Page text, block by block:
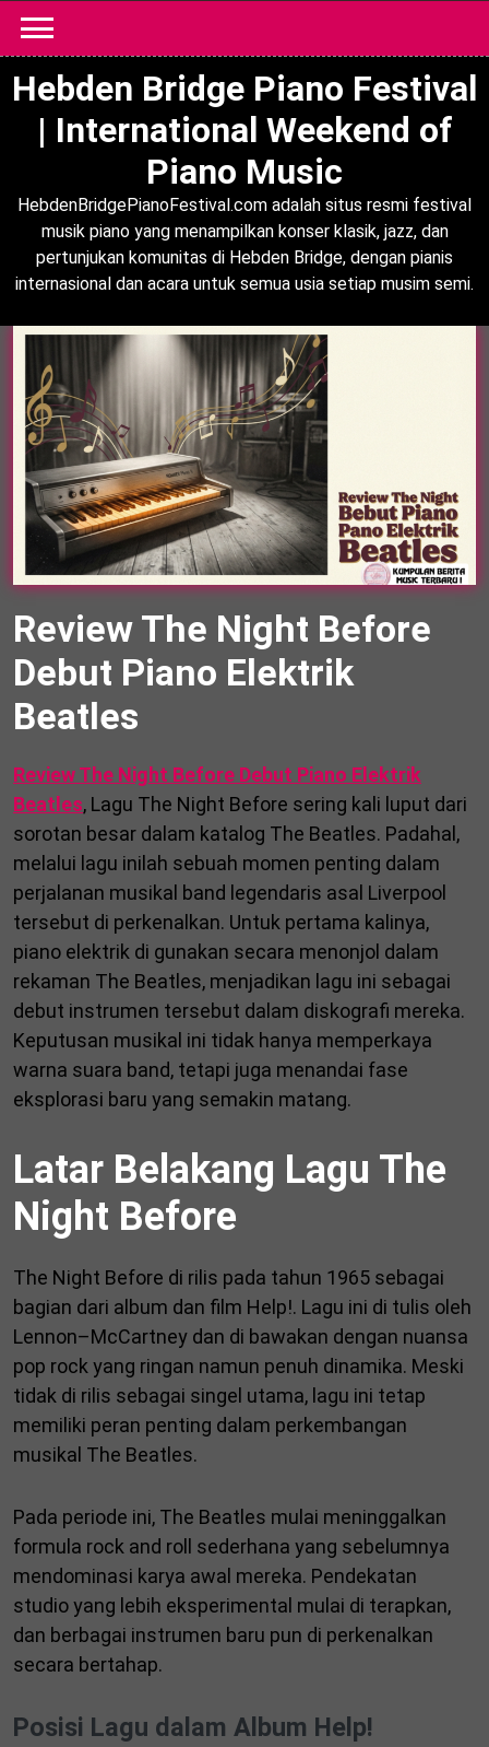
content
Hebden Bridge Piano Festival
| International Weekend of
Piano Music
HebdenBridgePianoFestival.com adalah situs resmi festival
musik piano yang menampilkan konser klasik, jazz, dan
pertunjukan komunitas di Hebden Bridge, dengan pianis
internasional dan acara untuk semua usia setiap musim semi.
Review The Night Before
Debut Piano Elektrik
Beatles
Review The Night Before Debut Piano Elektrik
Beatles, Lagu The Night Before sering kali luput dari
sorotan besar dalam katalog The Beatles. Padahal,
melalui lagu inilah sebuah momen penting dalam
perjalanan musikal band legendaris asal Liverpool
tersebut di perkenalkan. Untuk pertama kalinya,
piano elektrik di gunakan secara menonjol dalam
rekaman The Beatles, menjadikan lagu ini sebagai
debut instrumen tersebut dalam diskografi mereka.
Keputusan musikal ini tidak hanya memperkaya
warna suara band, tetapi juga menandai fase
eksplorasi baru yang semakin matang.
Latar Belakang Lagu The
Night Before
The Night Before di rilis pada tahun 1965 sebagai
bagian dari album dan film Help!. Lagu ini di tulis oleh
Lennon–McCartney dan di bawakan dengan nuansa
pop rock yang ringan namun penuh dinamika. Meski
tidak di rilis sebagai singel utama, lagu ini tetap
memiliki peran penting dalam perkembangan
musikal The Beatles.
Pada periode ini, The Beatles mulai meninggalkan
formula rock and roll sederhana yang sebelumnya
mendominasi karya awal mereka. Pendekatan
studio yang lebih eksperimental mulai di terapkan,
dan berbagai instrumen baru pun di perkenalkan
secara bertahap.
Posisi Lagu dalam Album Help!